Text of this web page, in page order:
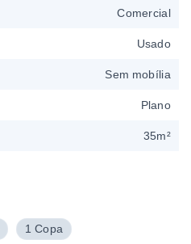
1 Copa
Comercial
Usado
Sem mobília
Plano
35m²